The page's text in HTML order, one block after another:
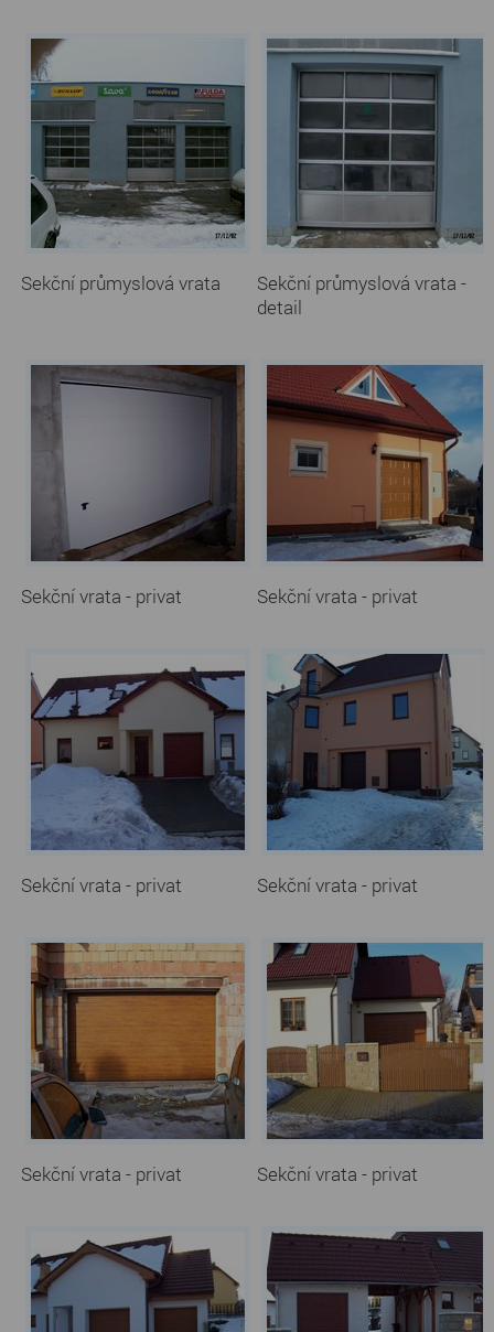
Sekční průmyslová vrata
Sekční průmyslová vrata -
detail
Sekční vrata - privat Sekční vrata - privat
Sekční vrata - privat Sekční vrata - privat
Sekční vrata - privat Sekční vrata - privat